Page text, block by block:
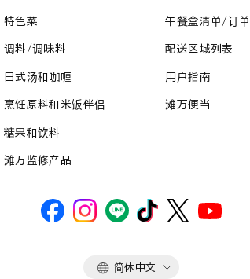
特色菜
调料/调味料
日式汤和咖喱
烹饪原料和米饭伴侣
糖果和饮料
滩万监修产品
午餐盒清单/订单
配送区域列表
用户指南
滩万便当
语 简体中文